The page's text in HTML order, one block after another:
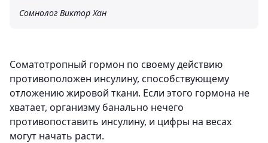
Сомнолог Виктор Хан
Соматотропный гормон по своему действию
противоположен инсулину, способствующему
отложению жировой ткани. Если этого гормона не
хватает, организму банально нечего
противопоставить инсулину, и цифры на весах
могут начать расти.